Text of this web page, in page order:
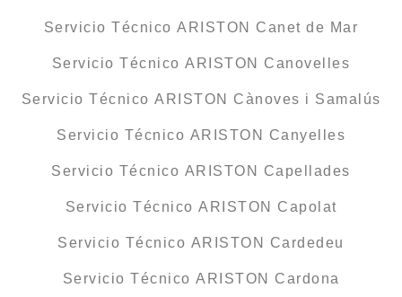
Servicio Técnico ARISTON Canet de Mar
Servicio Técnico ARISTON Canovelles
Servicio Técnico ARISTON Cànoves i Samalús
Servicio Técnico ARISTON Canyelles
Servicio Técnico ARISTON Capellades
Servicio Técnico ARISTON Capolat
Servicio Técnico ARISTON Cardedeu
Servicio Técnico ARISTON Cardona